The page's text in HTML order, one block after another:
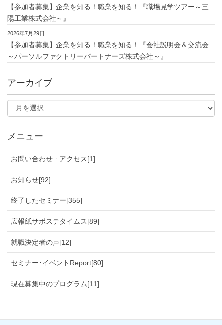
【参加者募集】企業を知る！職業を知る！『職場見学ツアー～三
陽工業株式会社～』
2026年7月29日
【参加者募集】企業を知る！職業を知る！『会社説明会＆交流会
～パーソルファクトリーパートナーズ株式会社～』
アーカイブ
メニュー
お問い合わせ・アクセス[1]
お知らせ[92]
終了したセミナー[355]
広報紙サポステタイムス[89]
就職決定者の声[12]
セミナー･イベントReport[80]
現在募集中のプログラム[11]